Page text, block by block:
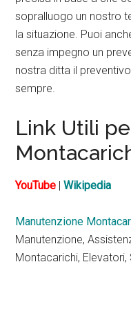
sopralluogo un nostro
la situazione. Puoi
senza impegno un
nostra ditta il
sempre.
Link Utili
YouTube |Wikipedia
Manutenzione
Manutenzione,
Montacarichi,